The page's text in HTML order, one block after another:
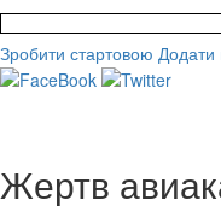
Зробити стартовою Додати
Жертв